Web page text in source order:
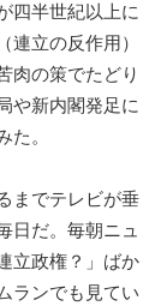
四半世紀以上に
連立の反作用）
肉の策でたどり
や新内閣発足に
た。
までテレビが垂
日だ。毎朝ニュ
立政権？」ばか
ランでも見てい